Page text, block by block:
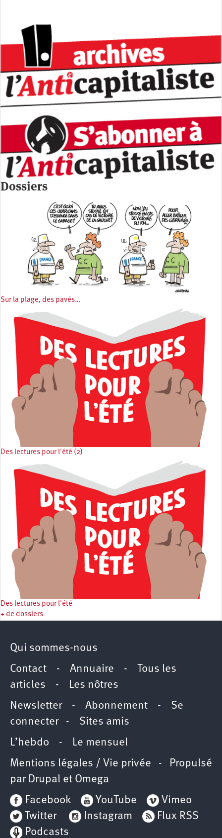
Dossiers
Sur la plage, des pavés…
Des lectures pour l'été (2)
Des lectures pour l'été
+ de dossiers
Qui sommes-nous
Contact - Annuaire -
Tous les
articles - Les nôtres
Newsletter- Abonnement - Se
connecter- Sites amis
L’hebdo - Le mensuel
Mentions légales / Vie privée - Propulsé
par Drupal et Omega
Facebook
YouTube
Vimeo
Twitter
Instagram
Flux RSS
Podcasts